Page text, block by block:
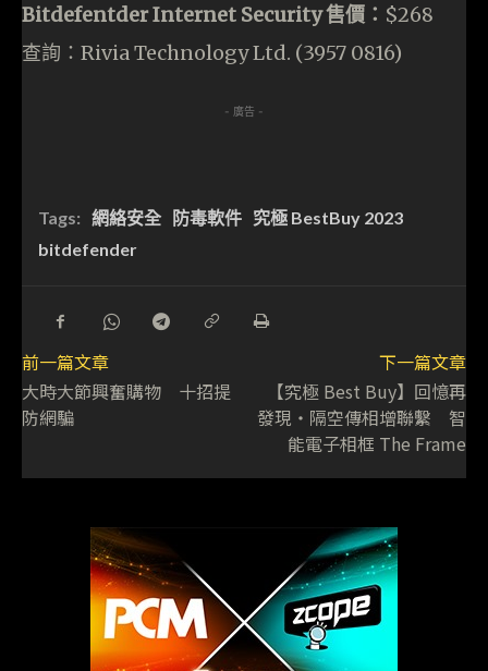
Bitdefentder Internet Security 售價： $268
查詢：Rivia Technology Ltd. (3957 0816)
- 廣告 -
Tags: 網絡安全 防毒軟件 究極 BestBuy 2023
bitdefender
前一篇文章
大時大節興奮購物 十招提
防網騙
下一篇文章
【究極 Best Buy】回憶再
發現・隔空傳相增聯繫 智
能電子相框 The Frame